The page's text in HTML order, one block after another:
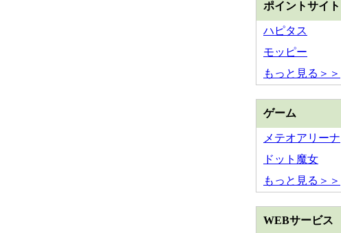
ポイントサイト
ハピタス
モッピー
もっと見る＞＞
ゲーム
メテオアリーナ
ドット魔女
もっと見る＞＞
WEBサービス